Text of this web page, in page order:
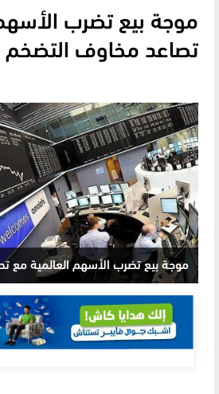
موجة بيع تضرب
تصاعد مخاوف التضخم
موجة بيع تضرب الأسهم العالمية مع